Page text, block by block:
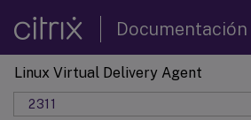
Linux Virtual Delivery Agent
2311